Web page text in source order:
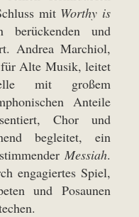
mit Worthy is
berückenden und
Andrea Marchiol,
für Alte Musik, leitet
mit großem
Anteile
Chor und
begleitet, ein
Messiah.
engagiertes Spiel,
und Posaunen